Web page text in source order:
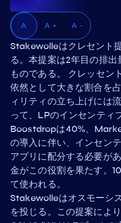
A A + A -
Stakewolleはクレセント
る。本提案は2年目の排
ものである。 クレッセン
依然として大きな割合を
ィリティの立ち上げには
って、LPのインセンティ
Boostdropは40%、
の導入に伴い、インセン
アプリに配分する必要が
金がこの役割を果たす。
て使われる。
Stakewolleはオスモーシ
を投じる。この提案によ